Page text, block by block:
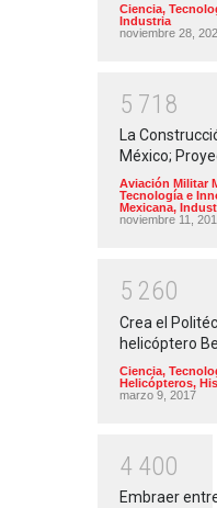
Ciencia,
Industria
noviembre 28,
5 71 8
La
México;
Aviación Militar
Tecnología e
Mexicana,
noviembre 11,
5 260
Crea el
helicóptero
Ciencia,
Helicópteros,
marzo 9, 2017
4 400
Embraer